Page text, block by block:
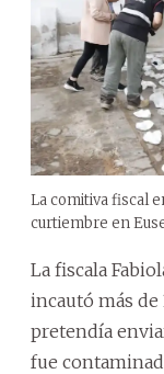
La comitiva fiscal
curtiembre en
La fiscala
incautó más de
pretendía
fue